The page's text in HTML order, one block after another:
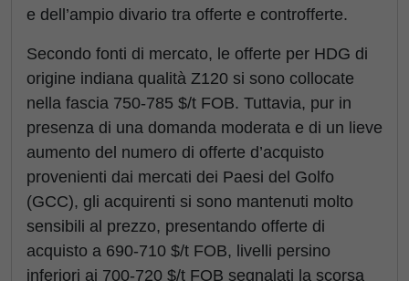
e dell’ampio divario tra offerte e controfferte.
Secondo fonti di mercato, le offerte per HDG di
origine indiana qualità Z120 si sono collocate
nella fascia 750-785 $/t FOB. Tuttavia, pur in
presenza di una domanda moderata e di un lieve
aumento del numero di offerte d’acquisto
provenienti dai mercati dei Paesi del Golfo
(GCC), gli acquirenti si sono mantenuti molto
sensibili al prezzo, presentando offerte di
acquisto a 690-710 $/t FOB, livelli persino
inferiori ai 700-720 $/t FOB segnalati la scorsa